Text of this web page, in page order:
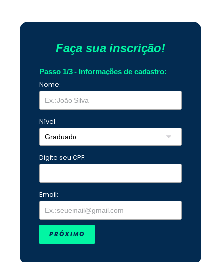
Faça sua inscrição!
Passo 1/3 - Informações de cadastro:
Nome:
Nível
Digite seu CPF:
Email:
PRÓXIMO